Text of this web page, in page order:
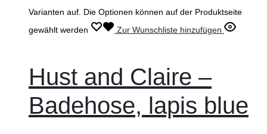
Varianten auf. Die Optionen können auf der Produktseite
gewählt werden
Zur Wunschliste hinzufügen
Hust and Claire –
Badehose, lapis blue